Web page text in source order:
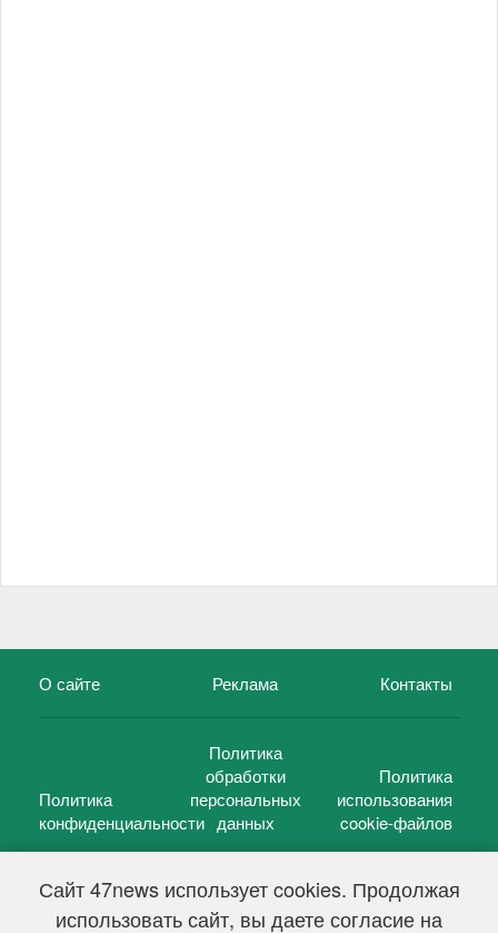
Сайт 47news использует cookies. Продолжая
использовать сайт, вы даете согласие на
О сайте Реклама Контакты
Политика
конфиденциальности
Политика
обработки
персональных
данных
Политика
использования
cookie-файлов